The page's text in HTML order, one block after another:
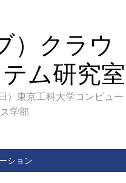
）クラウ
ム研究室
）東京工科大学コンピュー
学部
ション